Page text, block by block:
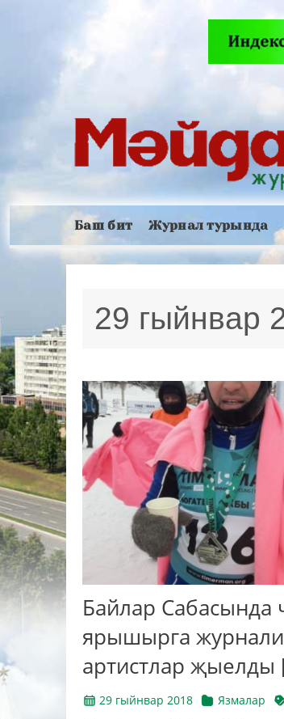
Баш бит Журнал турында
29 гыйнвар
Байлар Сабасында
ярышырга
артистлар җыелды
29 гыйнвар 2018 Язмалар